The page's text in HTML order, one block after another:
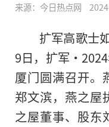
来源：今日热点网
扩军高歌士
9日，扩军
厦门圆满召开。
郑文滨，燕之屋
之屋董事、股东